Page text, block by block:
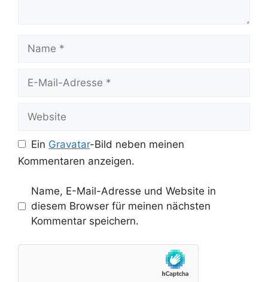
Mail-
Ein Gravatar-Bild neben meinen
Kommentaren anzeigen.
Name, E-Mail-Adresse und Website in
diesem Browser für meinen nächsten
Kommentar speichern.